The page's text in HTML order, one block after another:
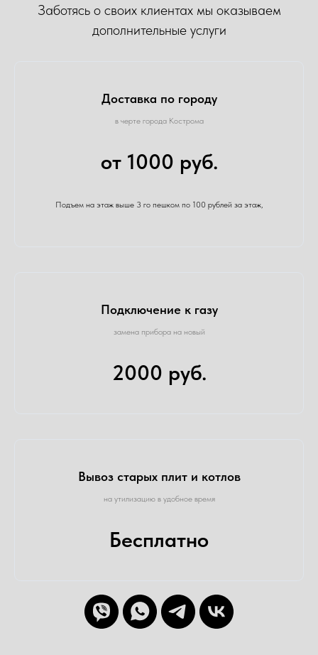
Заботясь о своих клиентах мы оказываем
дополнительные услуги
Доставка по городу
в черте города Кострома
от 1000 руб.
Подъем на этаж выше 3 го пешком по 100 рублей за этаж,
Подключение к газу
замена прибора на новый
2000 руб.
Вывоз старых плит и котлов
на утилизацию в удобное время
Бесплатно